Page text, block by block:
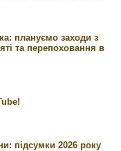
плануємо заходи з
та перепоховання в
підсумки 2026 року